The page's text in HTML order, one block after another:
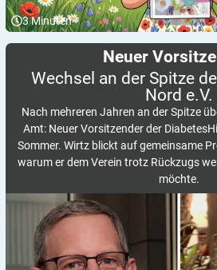
3Minuten
Neuer
Wechsel an der Spitze der
Neuer
Wechsel an der Spitze
Nord e.V.
Nach mehreren Jahren an der Spitze
Amt: Neuer Vorsitzender der
Sommer. Wirtz blickt auf gemeinsame
warum er dem Verein trotz Rückzugs
möchte.